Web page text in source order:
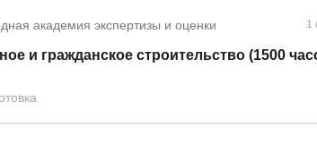
академия экспертизы и оценки 1
и гражданское строительство (1500